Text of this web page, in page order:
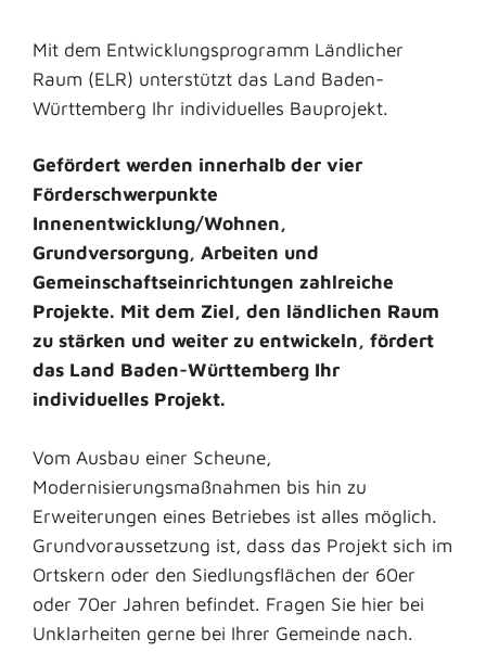
Mit dem Entwicklungsprogramm Ländlicher
Raum (ELR) unterstützt das Land Baden-
Württemberg Ihr individuelles Bauprojekt.
Gefördert werden innerhalb der vier
Förderschwerpunkte
Innenentwicklung/Wohnen,
Grundversorgung, Arbeiten und
Gemeinschaftseinrichtungen zahlreiche
Projekte. Mit dem Ziel, den ländlichen Raum
zu stärken und weiter zu entwickeln, fördert
das Land Baden-Württemberg Ihr
individuelles Projekt.
Vom Ausbau einer Scheune,
Modernisierungsmaßnahmen bis hin zu
Erweiterungen eines Betriebes ist alles möglich.
Grundvoraussetzung ist, dass das Projekt sich im
Ortskern oder den Siedlungsflächen der 60er
oder 70er Jahren befindet. Fragen Sie hier bei
Unklarheiten gerne bei Ihrer Gemeinde nach.